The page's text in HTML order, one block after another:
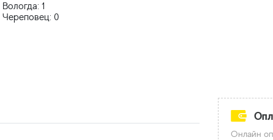
1
0
Онлайн